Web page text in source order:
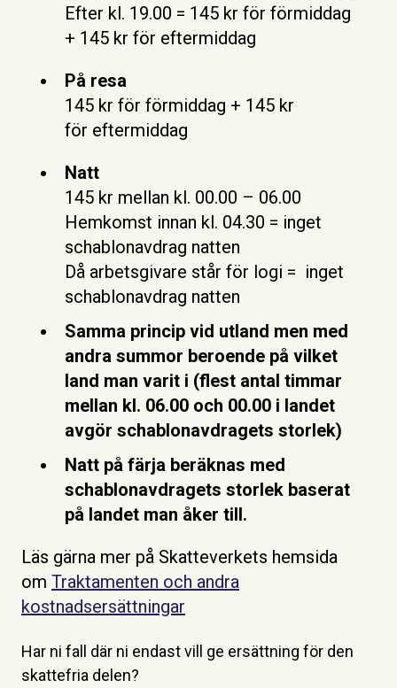
Efter kl. 19.00 = 145 kr för förmiddag
+ 145 kr för eftermiddag
På resa
145 kr för förmiddag + 145 kr
för eftermiddag
Natt
145 kr mellan kl. 00.00 – 06.00
Hemkomst innan kl. 04.30 = inget
schablonavdrag natten
Då arbetsgivare står för logi = inget
schablonavdrag natten
Samma princip vid utland men med
andra summor beroende på vilket
land man varit i (flest antal timmar
mellan kl. 06.00 och 00.00 i landet
avgör schablonavdragets storlek)
Natt på färja beräknas med
schablonavdragets storlek baserat
på landet man åker till.
Läs gärna mer på Skatteverkets hemsida
om Traktamenten och andra
kostnadsersättningar
Har ni fall där ni endast vill ge ersättning för den
skattefria delen?